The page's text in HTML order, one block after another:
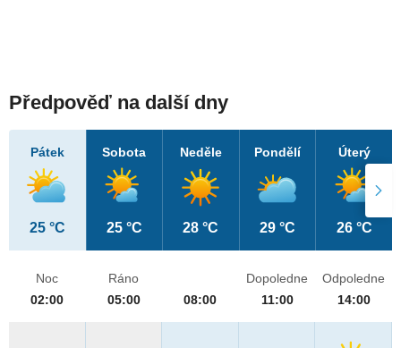
Předpověď na další dny
Pátek
25 °C
Sobota
25 °C
Neděle
28 °C
Pondělí
29 °C
Úterý
26 °C
Noc
02:00
Ráno
05:00
08:00
Dopoledne
11:00
Odpoledne
14:00